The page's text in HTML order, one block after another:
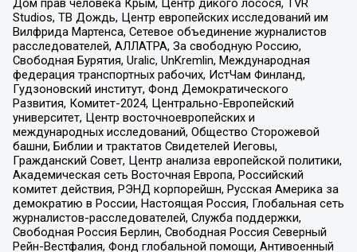
Дом прав человека Крым, Центр дикого лосося, TVR
Studios, ТВ Дождь, Центр европейских исследований им
Вилфрида Мартенса, Сетевое объединение журналистов
расследователей, АЛЛАТРА, За свободную Россию,
Свободная Бурятия, Uralic, UnKremlin, Международная
федерация транспортных рабочих, ИстЧам Финланд,
Гудзоновский институт, Фонд Демократического
Развития, Комитет-2024, Центрально-Европейский
университет, Центр восточноевропейских и
международных исследований, Общество Сторожевой
башни, Библии и трактатов Свидетелей Иеговы,
Гражданский Совет, Центр анализа европейской политики,
Академическая сеть Восточная Европа, Российский
комитет действия, РЭНД корпорейшн, Русская Америка за
демократию в России, Настоящая Россия, Глобальная сеть
журналистов-расследователей, Служба поддержки,
Свободная Россия Берлин, Свободная Россия Северный
Рейн-Вестфалия, Фонд глобальной помощи, Антивоенный